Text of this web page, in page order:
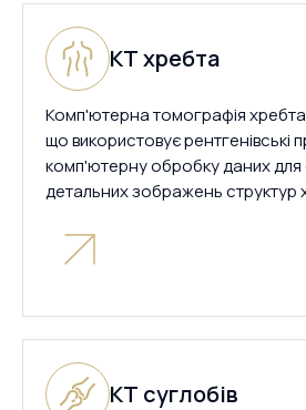
КТ хребта
Комп'ютерна томографія
що використовує рентгенівські
комп'ютерну обробку даних
детальних зображень структур
КТ суглобів